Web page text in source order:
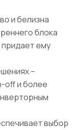
и белизна
блока
ему
–
off и более
выбор